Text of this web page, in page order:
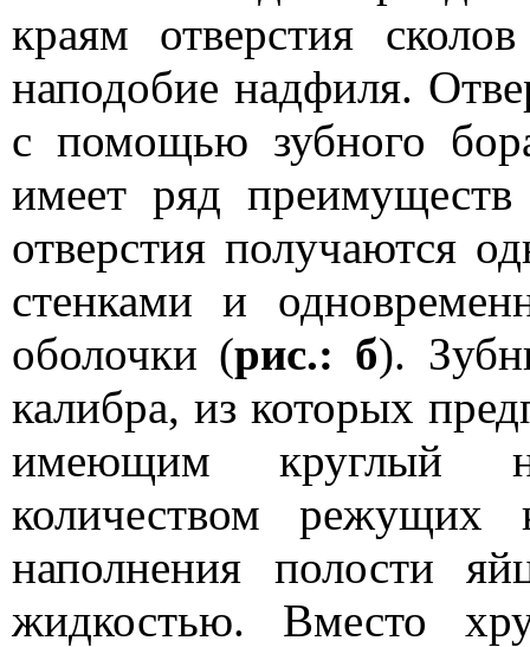
краям отверстия
наподобие надфиля.
с помощью зубного
имеет ряд
отверстия получаются
стенками и
оболочки (рис.: б).
калибра, из которых
имеющим круглый
количеством
наполнения полости
жидкостью. Вместо